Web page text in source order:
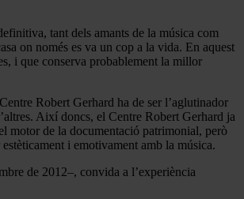
tant dels amants de la música com
on només es va un cop a la vida. En aquest
i que conserva probablement la millor
Robert Gerhard ha de ser l’aglutinador
Així doncs, el Centre Robert Gerhard ja
motor de la documentació patrimonial, però
i emotivament amb la música.
de 2012–, convida a l’experiència